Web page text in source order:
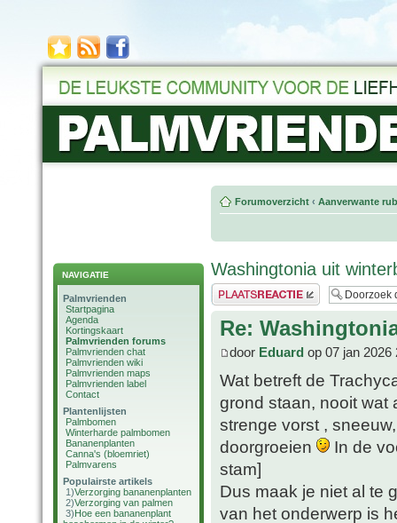
NAVIGATIE
Palmvrienden
Startpagina
Agenda
Kortingskaart
Palmvrienden forums
Palmvrienden chat
Palmvrienden wiki
Palmvrienden maps
Palmvrienden label
Contact
Plantenlijsten
Palmbomen
Winterharde palmbomen
Bananenplanten
Canna's (bloemriet)
Palmvarens
Populairste artikels
1)Verzorging bananenplanten
2)Verzorging van palmen
3)Hoe een bananenplant
Forumoverzicht ‹ Aanverwante
Washingtonia uit
Plaats een reactie
Re:
door Eduard op 07 jan 2026
Wat betreft de
grond staan, nooit wat
strenge vorst ,
doorgroeien
In de
stam]
Dus maak je niet al te
van het onderwerp is